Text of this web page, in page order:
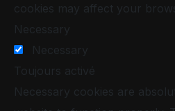
cookies may affect your
Necessary
Necessary
Toujours activé
Necessary cookies are